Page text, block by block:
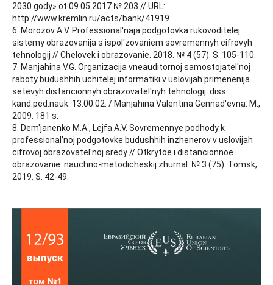
2030 gody» ot 09.05.2017 № 203 // URL:
http://www.kremlin.ru/acts/bank/41919
6. Morozov A.V. Professional'naja podgotovka rukovoditelej
sistemy obrazovanija s ispol'zovaniem sovremennyh cifrovyh
tehnologij // Chelovek i obrazovanie. 2018. № 4 (57). S. 105-110.
7. Manjahina V.G. Organizacija vneauditornoj samostojatel'noj
raboty budushhih uchitelej informatiki v uslovijah primenenija
setevyh distancionnyh obrazovatel'nyh tehnologij: diss…
kand.ped.nauk: 13.00.02. / Manjahina Valentina Gennad'evna. M.,
2009. 181 s.
8. Dem'janenko M.A., Lejfa A.V. Sovremennye podhody k
professional'noj podgotovke budushhih inzhenerov v uslovijah
cifrovoj obrazovatel'noj sredy // Otkrytoe i distancionnoe
obrazovanie: nauchno-metodicheskij zhurnal. № 3 (75). Tomsk,
2019. S. 42-49.